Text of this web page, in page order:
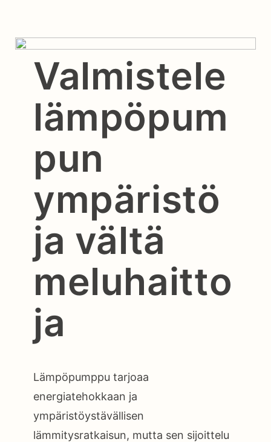
Valmistele
lämpöpum
pun
ympäristö
ja vältä
meluhaitto
ja
Lämpöpumppu tarjoaa
energiatehokkaan ja
ympäristöystävällisen
lämmitysratkaisun, mutta sen sijoittelu